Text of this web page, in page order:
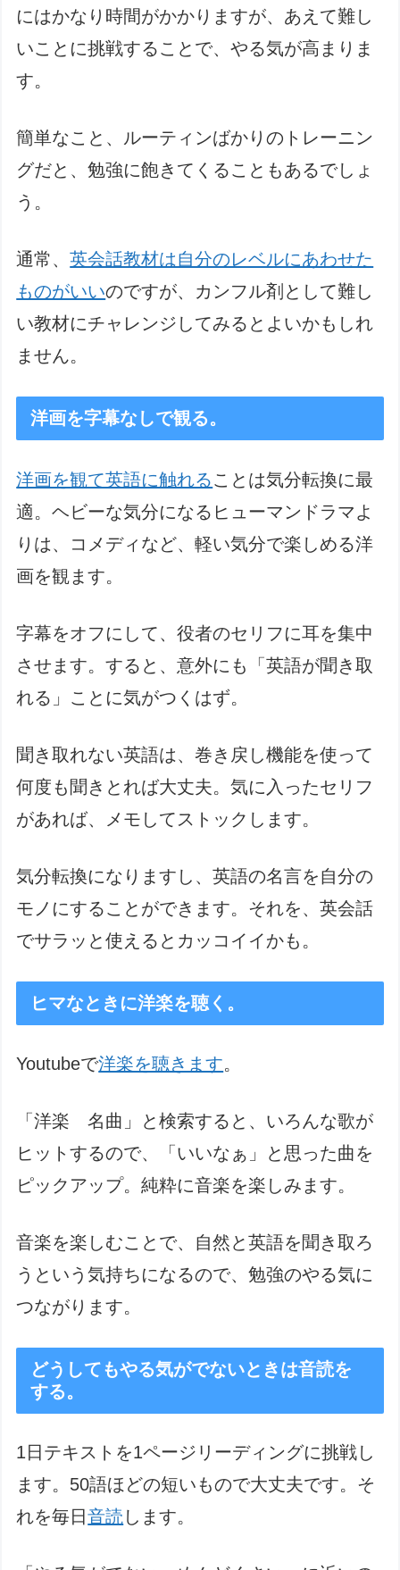
にはかなり時間がかかりますが、あえて難し
いことに挑戦することで、やる気が高まりま
す。
簡単なこと、ルーティンばかりのトレーニン
グだと、勉強に飽きてくることもあるでしょ
う。
通常、英会話教材は自分のレベルにあわせた
ものがいいのですが、カンフル剤として難し
い教材にチャレンジしてみるとよいかもしれ
ません。
洋画を字幕なしで観る。
洋画を観て英語に触れることは気分転換に最
適。ヘビーな気分になるヒューマンドラマよ
りは、コメディなど、軽い気分で楽しめる洋
画を観ます。
字幕をオフにして、役者のセリフに耳を集中
させます。すると、意外にも「英語が聞き取
れる」ことに気がつくはず。
聞き取れない英語は、巻き戻し機能を使って
何度も聞きとれば大丈夫。気に入ったセリフ
があれば、メモしてストックします。
気分転換になりますし、英語の名言を自分の
モノにすることができます。それを、英会話
でサラッと使えるとカッコイイかも。
ヒマなときに洋楽を聴く。
Youtubeで洋楽を聴きます。
「洋楽 名曲」と検索すると、いろんな歌が
ヒットするので、「いいなぁ」と思った曲を
ピックアップ。純粋に音楽を楽しみます。
音楽を楽しむことで、自然と英語を聞き取ろ
うという気持ちになるので、勉強のやる気に
つながります。
どうしてもやる気がでないときは音読を
する。
1日テキストを1ページリーディングに挑戦し
ます。50語ほどの短いもので大丈夫です。そ
れを毎日音読 します。